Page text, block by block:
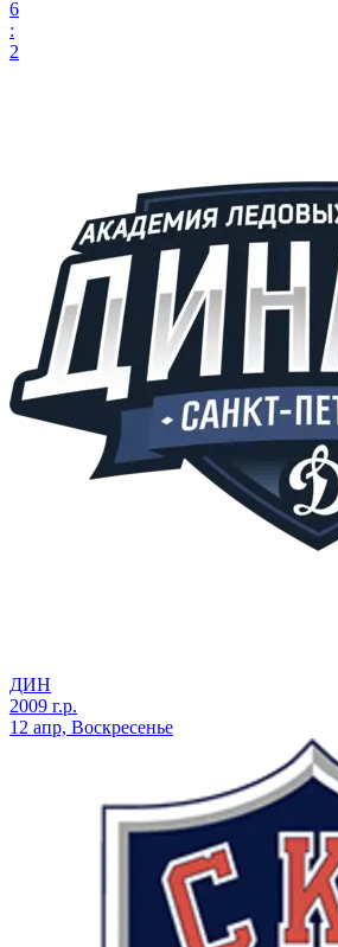
6
:
2
ДИН
2009 г.р.
12 апр, Воскресенье